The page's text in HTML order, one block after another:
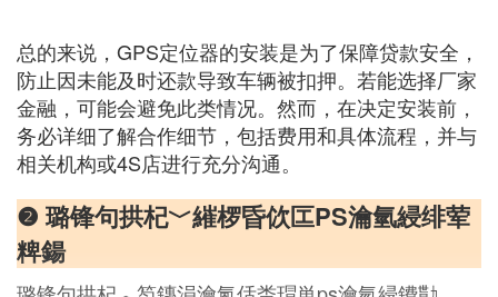
总的来说，GPS定位器的安装是为了保障贷款安全，
防止因未能及时还款导致车辆被扣押。若能选择厂家
金融，可能会避免此类情况。然而，在决定安装前，
务必详细了解合作细节，包括费用和具体流程，并与
相关机构或4S店进行充分沟通。
❷ 璐锋句拱杞﹀繀椤昏佽匞PS瀹氫綅绯荤
粺鍚